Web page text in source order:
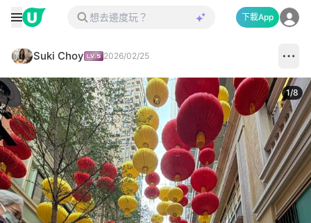
下載App
Suki Choy 2026/02/25
1/8